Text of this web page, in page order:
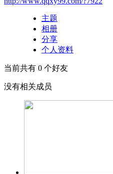
主题
相册
分享
个人资料
当前共有 0 个好友
没有相关成员